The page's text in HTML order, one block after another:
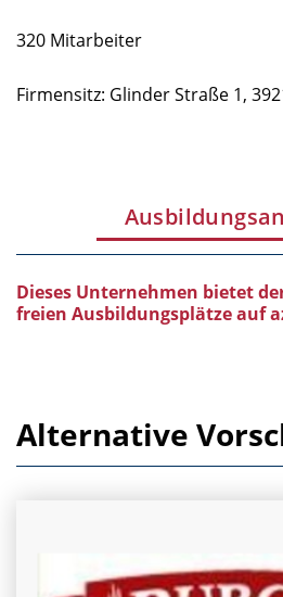
320 Mitarbeiter
Firmensitz: Glinder Straße 1,
Dieses Unternehmen bietet
freien Ausbildungsplätze auf
Alternative